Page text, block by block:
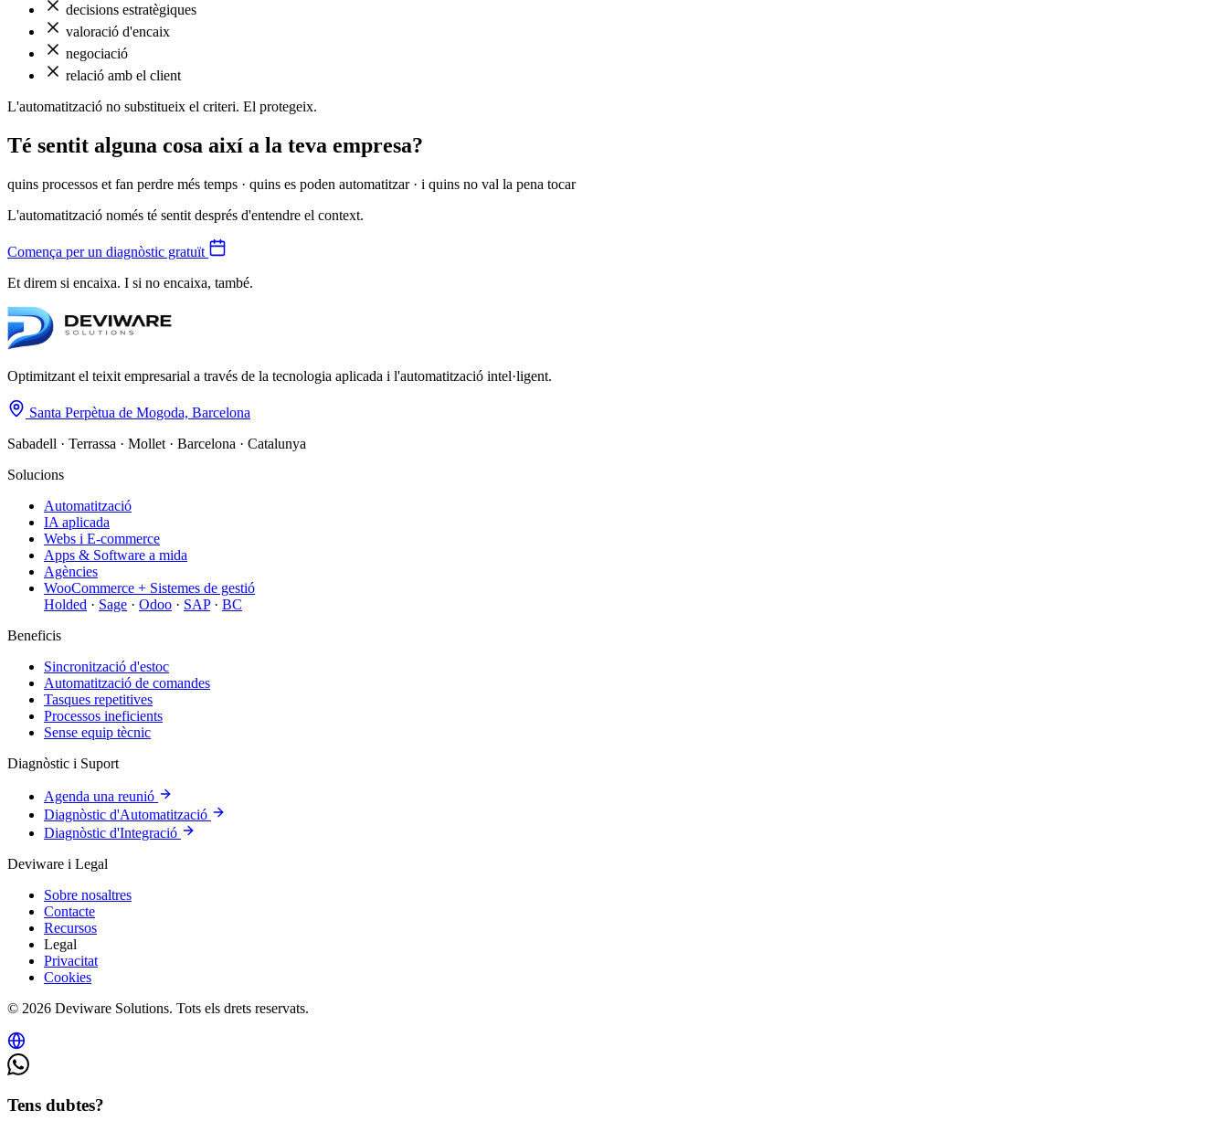
decisions estratègiques
valoració d'encaix
negociació
relació amb el client
L'automatització no substitueix el criteri. El protegeix.
Té sentit alguna cosa així a la teva empresa?
quins processos et fan perdre més temps · quins es poden automatitzar · i quins no val la pena tocar
L'automatització només té sentit després d'entendre el context.
Comença per un diagnòstic gratuït
Et direm si encaixa. I si no encaixa, també.
Optimitzant el teixit empresarial a través de la tecnologia aplicada i l'automatització intel·ligent.
Santa Perpètua de Mogoda, Barcelona
Sabadell · Terrassa · Mollet · Barcelona · Catalunya
Solucions
Automatització
IA aplicada
Webs i E-commerce
Apps & Software a mida
Agències
WooCommerce + Sistemes de gestió
Holded · Sage · Odoo · SAP · BC
Beneficis
Sincronització d'estoc
Automatització de comandes
Tasques repetitives
Processos ineficients
Sense equip tècnic
Diagnòstic i Suport
Agenda una reunió
Diagnòstic d'Automatització
Diagnòstic d'Integració
Deviware i Legal
Sobre nosaltres
Contacte
Recursos
Legal
Privacitat
Cookies
© 2026 Deviware Solutions. Tots els drets reservats.
Tens dubtes?